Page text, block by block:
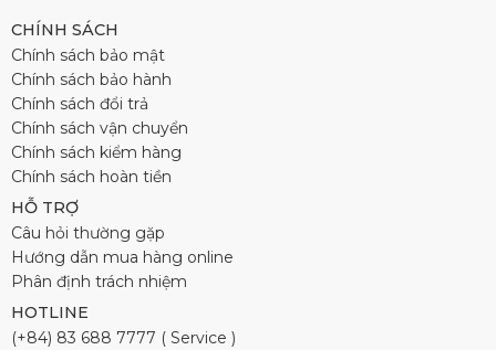
CHÍNH SÁCH
Chính sách bảo mật
Chính sách bảo hành
Chính sách đổi trả
Chính sách vận chuyển
Chính sách kiểm hàng
Chính sách hoàn tiền
HỖ TRỢ
Câu hỏi thường gặp
Hướng dẫn mua hàng online
Phân định trách nhiệm
HOTLINE
(+84) 83 688 7777 ( Service )